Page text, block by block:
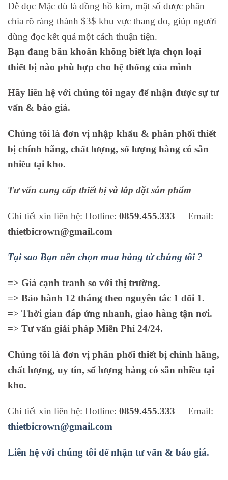
Dễ đọc Mặc dù là đồng hồ kim, mặt số được phân
chia rõ ràng thành $3$ khu vực thang đo, giúp người
dùng đọc kết quả một cách thuận tiện.
Bạn đang băn khoăn không biết lựa chọn loại
thiết bị nào phù hợp cho hệ thống của mình
Hãy liên hệ với chúng tôi ngay để nhận được sự tư
vấn & báo giá.
Chúng tôi là đơn vị nhập khẩu & phân phối thiết
bị chính hãng, chất lượng, số lượng hàng có sẵn
nhiều tại kho.
Tư vấn cung cấp thiết bị và lắp đặt sản phẩm
Chi tiết xin liên hệ: Hotline: 0859.455.333 – Email:
thietbicrown@gmail.com
Tại sao Bạn nên chọn mua hàng từ chúng tôi ?
=> Giá cạnh tranh so với thị trường.
=> Bảo hành 12 tháng theo nguyên tắc 1 đổi 1.
=> Thời gian đáp ứng nhanh, giao hàng tận nơi.
=> Tư vấn giải pháp Miễn Phí 24/24.
Chúng tôi là đơn vị phân phối thiết bị chính hãng,
chất lượng, uy tín, số lượng hàng có sẵn nhiều tại
kho.
Chi tiết xin liên hệ: Hotline: 0859.455.333 – Email:
thietbicrown@gmail.com
Liên hệ với chúng tôi để nhận tư vấn & báo giá.